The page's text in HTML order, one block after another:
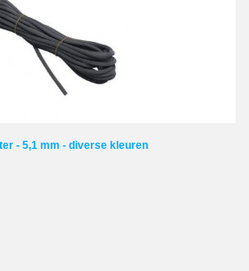
- 5,1 mm - diverse kleuren